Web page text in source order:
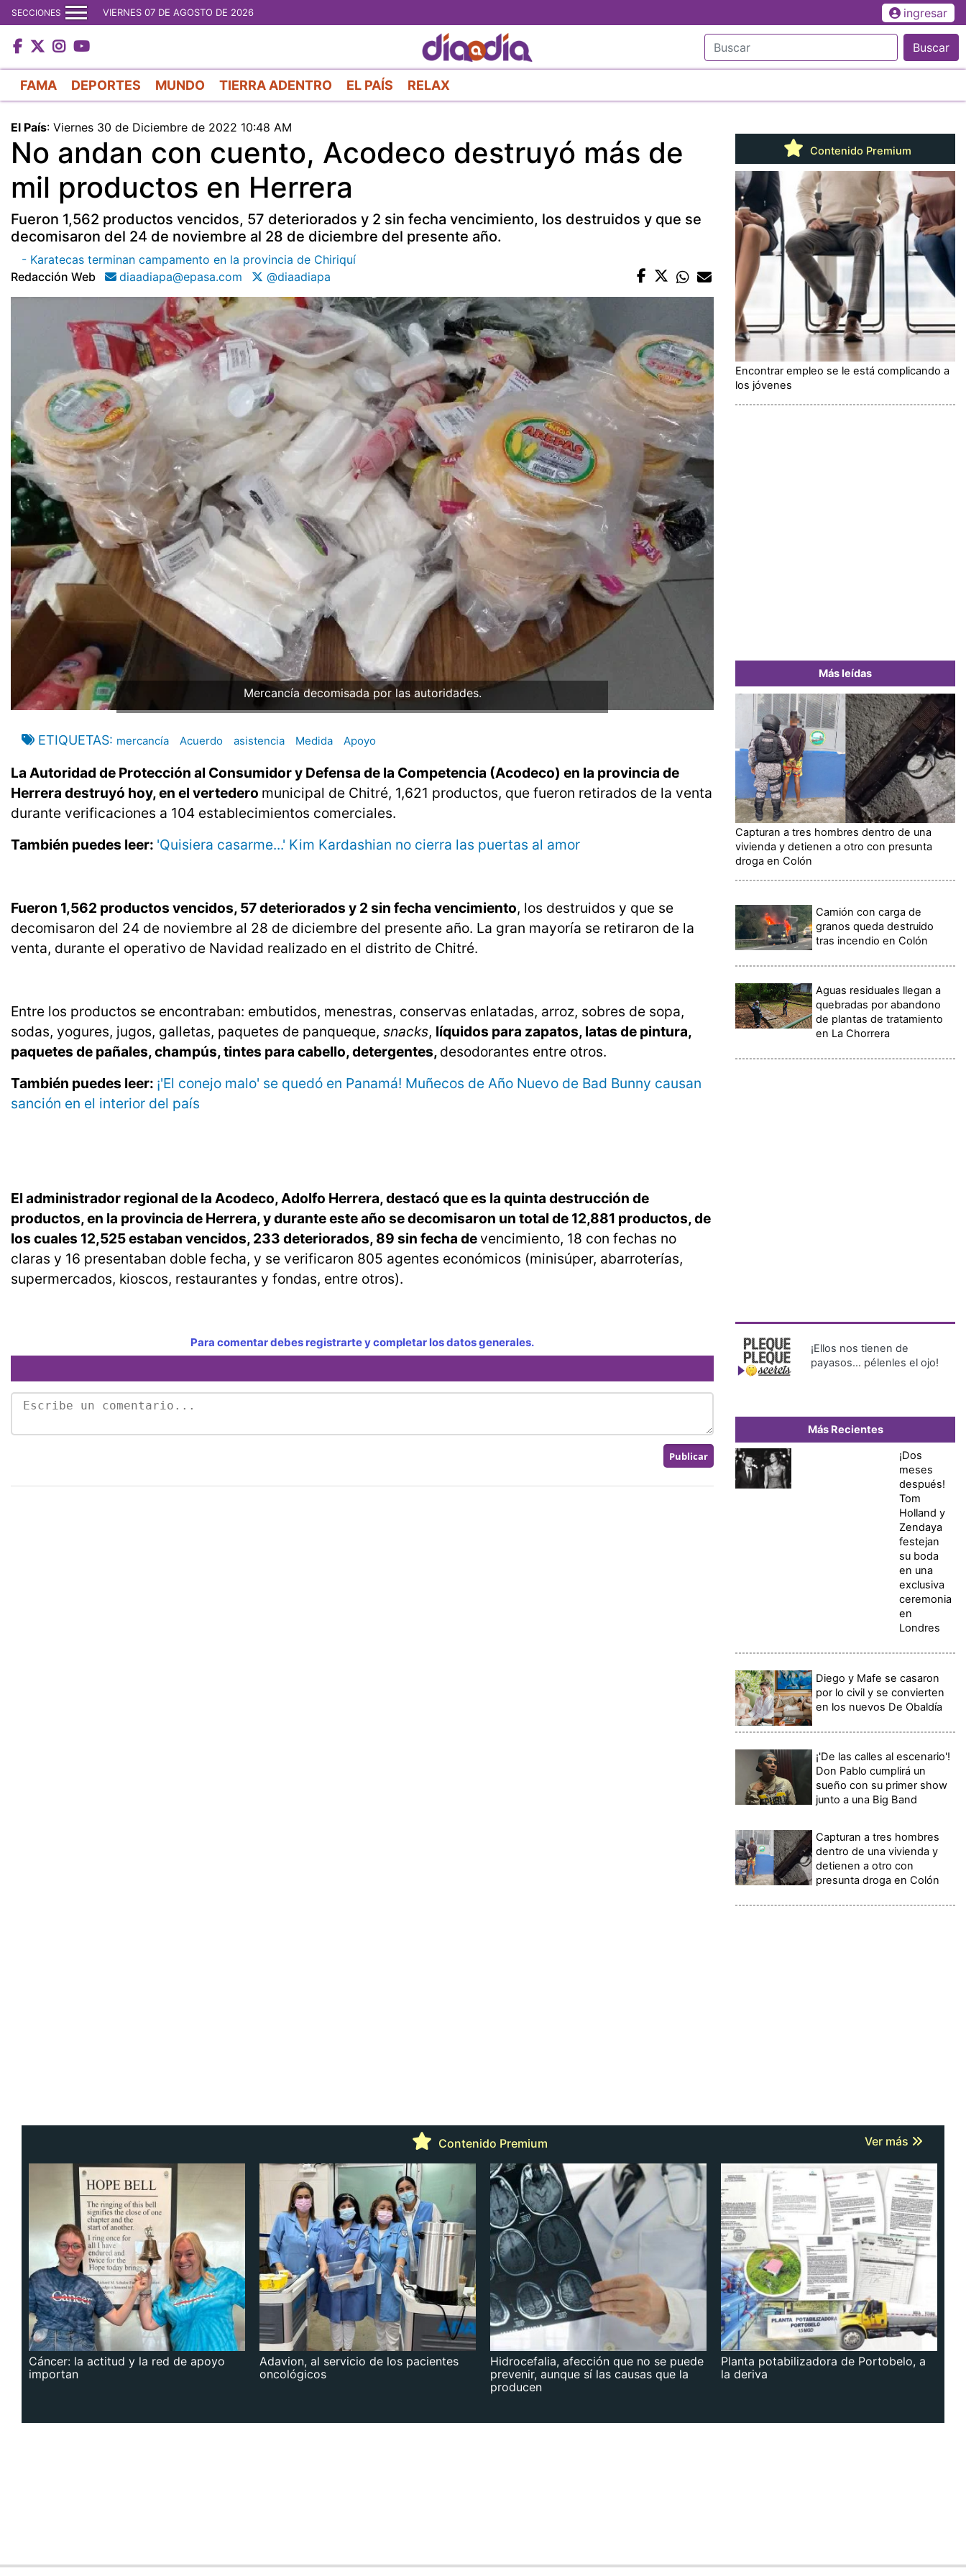
al
contenido
principal
SECCIONES VIERNES 07 DE AGOSTO DE 2026 ingresar
Buscar
FAMA DEPORTES MUNDO TIERRA ADENTRO EL PAÍS RELAX
El País: Viernes 30 de Diciembre de 2022 10:48 AM
No andan con cuento, Acodeco destruyó más de
mil productos en Herrera
Fueron 1,562 productos vencidos, 57 deteriorados y 2 sin fecha vencimiento, los destruidos y que se
decomisaron del 24 de noviembre al 28 de diciembre del presente año.
- Karatecas terminan campamento en la provincia de Chiriquí
Redacción Web
diaadiapa@epasa.com @diaadiapa
Mercancía decomisada por las autoridades.
ETIQUETAS mercancía Acuerdo asistencia Medida Apoyo
La Autoridad de Protección al Consumidor y Defensa de la Competencia (Acodeco) en la provincia de
Herrera destruyó hoy, en el vertedero municipal de Chitré, 1,621 productos, que fueron retirados de la venta
durante verificaciones a 104 establecimientos comerciales.
También puedes leer: 'Quisiera casarme...' Kim Kardashian no cierra las puertas al amor
Fueron 1,562 productos vencidos, 57 deteriorados y 2 sin fecha vencimiento, los destruidos y que se
decomisaron del 24 de noviembre al 28 de diciembre del presente año. La gran mayoría se retiraron de la
venta, durante el operativo de Navidad realizado en el distrito de Chitré.
Entre los productos se encontraban: embutidos, menestras, conservas enlatadas, arroz, sobres de sopa,
sodas, yogures, jugos, galletas, paquetes de panqueque, snacks, líquidos para zapatos, latas de pintura,
paquetes de pañales, champús, tintes para cabello, detergentes, desodorantes entre otros.
También puedes leer: ¡'El conejo malo' se quedó en Panamá! Muñecos de Año Nuevo de Bad Bunny causan
sanción en el interior del país
El administrador regional de la Acodeco, Adolfo Herrera, destacó que es la quinta destrucción de
productos, en la provincia de Herrera, y durante este año se decomisaron un total de 12,881 productos, de
los cuales 12,525 estaban vencidos, 233 deteriorados, 89 sin fecha devencimiento, 18 con fechas no
claras y 16 presentaban doble fecha, y se verificaron 805 agentes económicos (minisúper, abarroterías,
supermercados, kioscos, restaurantes y fondas, entre otros).
Para comentar debes registrarte y completar los datos generales.
Contenido Premium
Encontrar empleo se le está complicando a
los jóvenes
Más leídas
Capturan a tres hombres dentro de una
vivienda y detienen a otro con presunta
droga en Colón
Camión con carga de
granos queda destruido
tras incendio en Colón
Aguas residuales llegan a
quebradas por abandono
de plantas de tratamiento
en La Chorrera
¡Ellos nos tienen de
payasos… pélenles el ojo!
Más Recientes
¡Dos
meses
después!
Tom
Holland y
Zendaya
festejan
su boda
en una
exclusiva
ceremonia
en
Londres
Diego y Mafe se casaron
por lo civil y se convierten
en los nuevos De Obaldía
¡'De las calles al escenario'!
Don Pablo cumplirá un
sueño con su primer show
junto a una Big Band
Capturan a tres hombres
dentro de una vivienda y
detienen a otro con
presunta droga en Colón
Contenido Premium Ver más
Cáncer: la actitud y la red de apoyo
importan
Adavion, al servicio de los pacientes
oncológicos
Hidrocefalia, afección que no se puede
prevenir, aunque sí las causas que la
producen
Planta potabilizadora de Portobelo, a
la deriva